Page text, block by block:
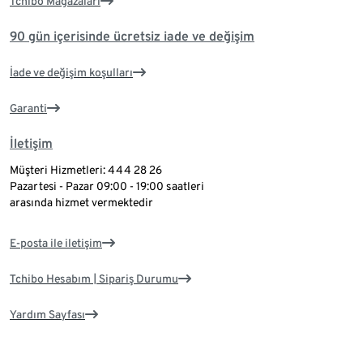
90 gün içerisinde ücretsiz iade ve değişim
İade ve değişim koşulları
Garanti
İletişim
Müşteri Hizmetleri: 444 28 26
Pazartesi - Pazar 09:00 - 19:00 saatleri
arasında hizmet vermektedir
E-posta ile iletişim
Tchibo Hesabım | Sipariş Durumu
Yardım Sayfası